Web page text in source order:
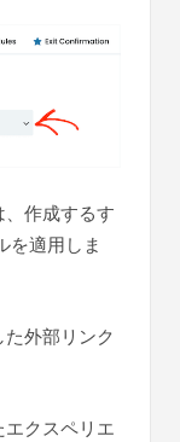
、作成するす
を適用しま
外部リンク
クスペリエ